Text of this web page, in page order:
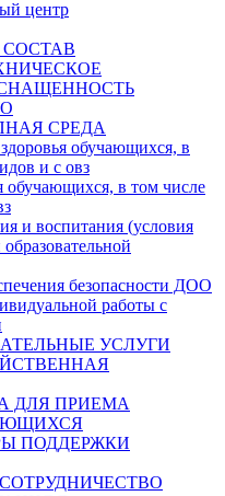
центр
СРЕДА
обучающихся, в
и с овз
обучающихся, в том числе
и воспитания (условия
безопасности ДОО
работы с
УСЛУГИ
ДЛЯ ПРИЕМА
ПОДДЕРЖКИ